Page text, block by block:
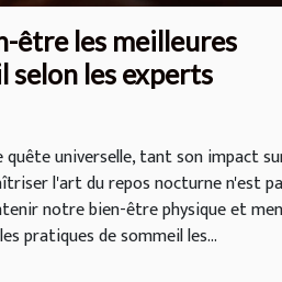
être les meilleures
selon les experts
universelle, tant son impact
l'art du repos nocturne n'est
notre bien-être physique et
pratiques de sommeil les...